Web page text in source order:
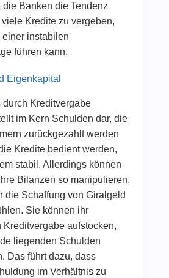
Banken die Tendenz
Kredite zu vergeben,
instabilen
führen kann.
Eigenkapital
durch Kreditvergabe
im Kern Schulden dar, die
zurückgezahlt werden
Kredite bedient werden,
stabil. Allerdings können
Bilanzen so manipulieren,
die Schaffung von Giralgeld
Sie können ihr
Kreditvergabe aufstocken,
liegenden Schulden
Das führt dazu, dass
im Verhältnis zu